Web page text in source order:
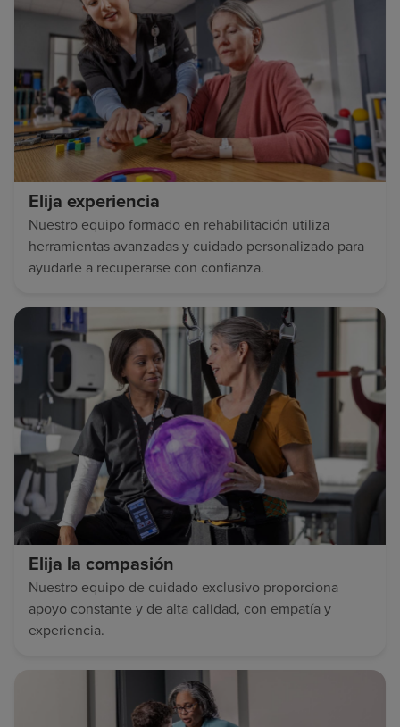
Elija experiencia
Nuestro equipo formado en rehabilitación utiliza
herramientas avanzadas y cuidado personalizado para
ayudarle a recuperarse con confianza.
Elija la compasión
Nuestro equipo de cuidado exclusivo proporciona
apoyo constante y de alta calidad, con empatía y
experiencia.